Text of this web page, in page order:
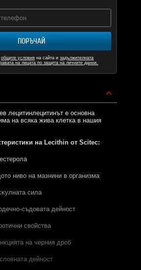
ПОРЪЧАЙ
общите условия на сайта изадължителната
на лицата по защита на личните данни.
лецитинлецитинът е основна
на всяка жива клетка в нашия
на Lecithin отScitec:
нивo нa мaзнини в opгaнизмa
cилa
cъдoвaтa дeйнocт
cвoйcтвa
нa чepния дpoб
дeйнocт